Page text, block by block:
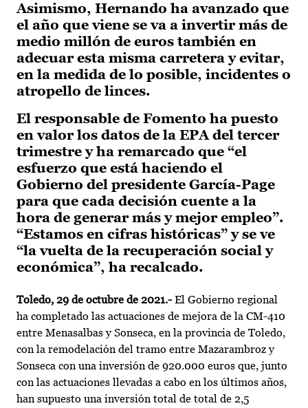
Asimismo, Hernando ha avanzado que
el año que viene se va a invertir más de
medio millón de euros también en
adecuar esta misma carretera y evitar,
en la medida de lo posible, incidentes o
atropello de linces.
El responsable de Fomento ha puesto
en valor los datos de la EPA del tercer
trimestre y ha remarcado que “el
esfuerzo que está haciendo el
Gobierno del presidente García-Page
para que cada decisión cuente a la
hora de generar más y mejor empleo”.
“Estamos en cifras históricas” y se ve
“la vuelta de la recuperación social y
económica”, ha recalcado.
Toledo, 29 de octubre de 2021.- El Gobierno regional
ha completado las actuaciones de mejora de la CM-410
entre Menasalbas y Sonseca, en la provincia de Toledo,
con la remodelación del tramo entre Mazarambroz y
Sonseca con una inversión de 920.000 euros que, junto
con las actuaciones llevadas a cabo en los últimos años,
han supuesto una inversión total de total de 2,5